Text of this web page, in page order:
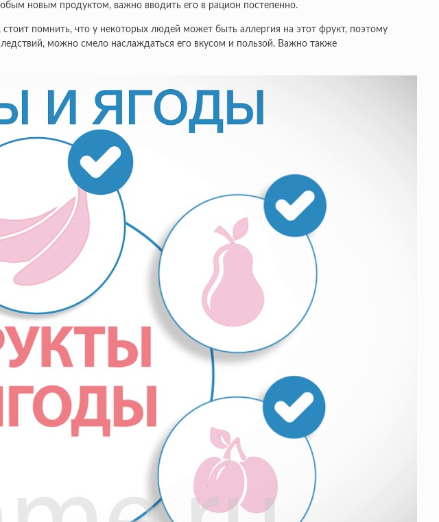
новым продуктом, важно вводить его в рацион постепенно.
помнить, что у некоторых людей может быть аллергия на этот фрукт, поэтому
можно смело наслаждаться его вкусом и пользой. Важно также